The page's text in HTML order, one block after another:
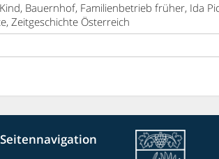
Bauernhof, Familienbetrieb früher, Ida
Zeitgeschichte Österreich
Seitennavigation